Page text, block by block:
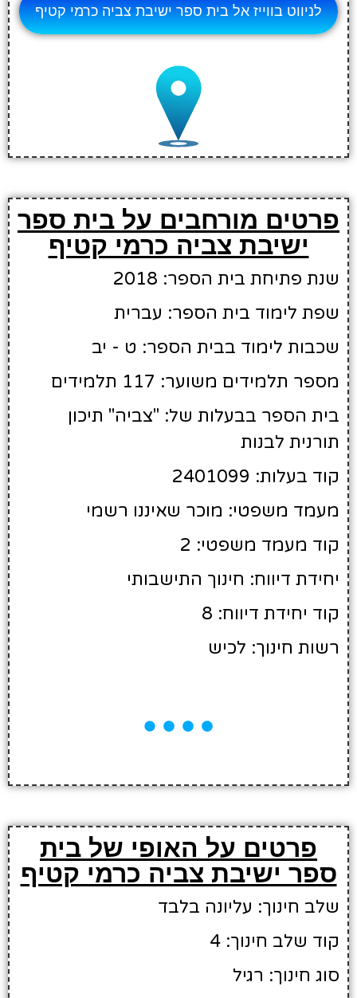
לניווט בווייז אל בית ספר ישיבת צביה כרמי קטיף
פרטים מורחבים על בית ספר
ישיבת צביה כרמי קטיף
שנת פתיחת בית הספר: 2018
שפת לימוד בית הספר: עברית
שכבות לימוד בבית הספר: ט - יב
מספר תלמידים משוער: 117 תלמידים
בית הספר בבעלות של: "צביה" תיכון
תורנית לבנות
קוד בעלות: 2401099
מעמד משפטי: מוכר שאיננו רשמי
קוד מעמד משפטי: 2
יחידת דיווח: חינוך התישבותי
קוד יחידת דיווח: 8
רשות חינוך: לכיש
פרטים על האופי של בית
ספר ישיבת צביה כרמי קטיף
שלב חינוך: עליונה בלבד
קוד שלב חינוך: 4
סוג חינוך: רגיל